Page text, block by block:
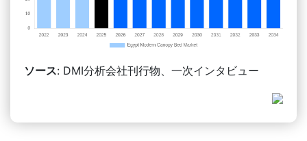
ソース: DMI分析会社刊行物、一次インタビュー